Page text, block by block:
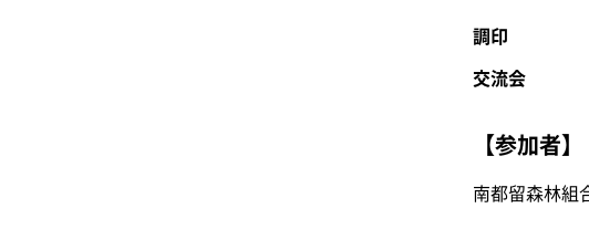
調印
交流会
【参加者】
南都留森林組